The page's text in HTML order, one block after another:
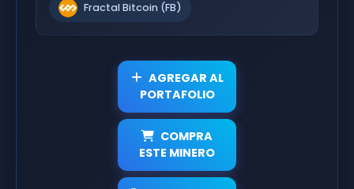
Fractal Bitcoin (FB)
AGREGAR AL
PORTAFOLIO
COMPRA
ESTE MINERO